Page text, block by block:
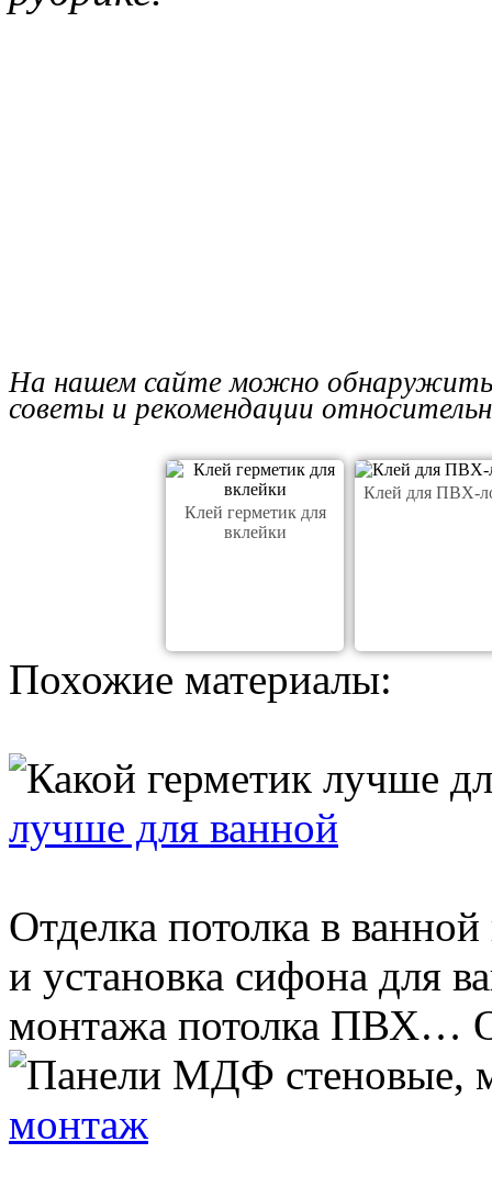
На нашем сайте можно
советы и рекомендации
Клей герметик для
вклейки
Клей для ПВХ-
Похожие материалы:
лучше для ванной
Отделка потолка в
и установка сифона для
монтажа потолка ПВХ…
монтаж